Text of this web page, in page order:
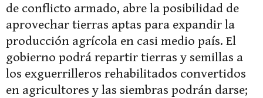
de conflicto armado, abre la posibilidad de
aprovechar tierras aptas para expandir la
producción agrícola en casi medio país. El
gobierno podrá repartir tierras y semillas a
los exguerrilleros rehabilitados convertidos
en agricultores y las siembras podrán darse;